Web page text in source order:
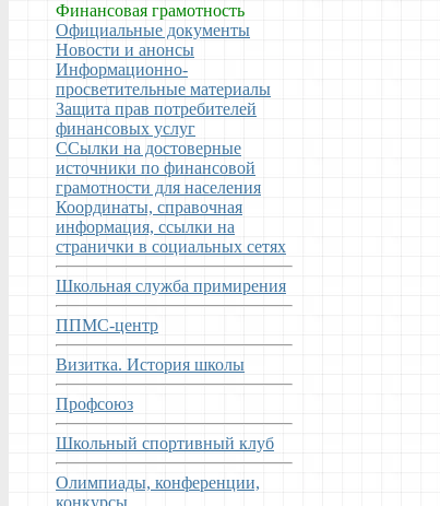
Финансовая грамотность
Официальные документы
Новости и анонсы
Информационно-
просветительные материалы
Защита прав потребителей
финансовых услуг
ССылки на достоверные
источники по финансовой
грамотности для населения
Координаты, справочная
информация, ссылки на
странички в социальных сетях
Школьная служба примирения
ППМС-центр
Визитка. История школы
Профсоюз
Школьный спортивный клуб
Олимпиады, конференции,
конкурсы